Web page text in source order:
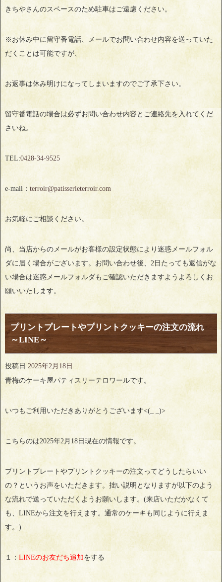
きちやさんのスペースのため駐車はご遠慮ください。
※お休み中に留守番電話、メールでお問い合わせ内容を送っていた
だくことは可能ですが、
お返事は休み明けになってしまいますのでご了承下さい。
留守番電話の場合は必ずお問い合わせ内容とご連絡先を入れてくだ
さいね。
TEL:0428‐34‐9525
e-mail： terroir@patisserieterroir.com
お気軽にご相談ください。
尚、当店からのメールがお客様の設定状態により迷惑メールフォル
ダに届く場合がございます。お問い合わせ後、2日たっても返信がな
い場合は迷惑メールフォルダもご確認いただきますようよろしくお
願いいたします。
プリントプレートやプリントクッキーの注文の流れ
～LINE～
投稿日 2025年2月18日
青梅のケーキ屋パティスリーテロワールです。
いつもご利用いただきありがとうございます<(_ _)>
こちらのは2025年2月18日現在の情報です。
プリントプレートやプリントクッキーの注文ってどうしたらいい
の？というお声をいただきます。拙い説明となりますが以下のよう
な流れで送っていただくようお願いします。(来店いただかなくて
も、LINEから注文を行えます。通常のケーキも同じように行えま
す。)
１： LINEのお友だち追加をする